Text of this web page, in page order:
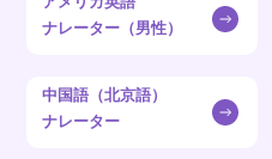
ナレーター（男性）
中国語（北京語）
ナレーター